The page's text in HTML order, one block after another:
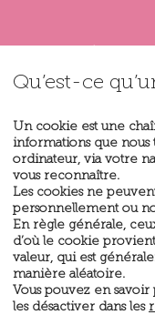
Qu’est-ce
Un cookie est une
informations que nous
ordinateur, via votre
vous reconnaître.
Les cookies ne
personnellement ou
En règle générale,
d’où le cookie
valeur, qui est
manière aléatoire.
Vous pouvez en savoir
les désactiver dans les